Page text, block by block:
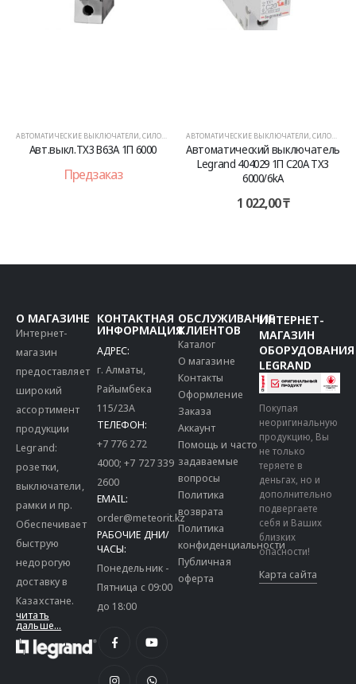
АВТОМАТИЧЕСКИЕ ВЫКЛЮЧАТЕЛИ СИЛОВОЕ ОБОРУДОВАНИЕ
Авт.выкл.TX3 B63A 1П 6000
Предзаказ
АВТОМАТИЧЕСКИЕ ВЫКЛЮЧАТЕЛИ СИЛОВОЕ ОБОРУДОВАНИЕ
Автоматический выключатель
Legrand 404029 1П C20A TX3
6000/6kA
1 022,00₸
О МАГАЗИНЕ
Интернет-
магазин
предоставляет
широкий
ассортимент
продукции
Legrand:
розетки,
выключатели,
рамки и пр.
Обеспечивает
быструю
недорогую
доставку в
Казахстане.
читать
дальше...
КОНТАКТНАЯ
ИНФОРМАЦИЯ
АДРЕС:
г. Алматы,
Райымбека
115/23A
ТЕЛЕФОН:
+7 776 272
4000;+7 727 339
2600
EMAIL:
order@meteorit.kz
РАБОЧИЕ ДНИ/
ЧАСЫ:
Понедельник -
Пятница с 09:00
до 18:00
ОБСЛУЖИВАНИЕ
КЛИЕНТОВ
Каталог
О магазине
Контакты
Оформление
Заказа
Аккаунт
Помощь и часто
задаваемые
вопросы
Политика
возврата
Политика
конфиденциальности
Публичная
оферта
ИНТЕРНЕТ-
МАГАЗИН
ОБОРУДОВАНИЯ
LEGRAND
Покупая
неоригинальную
продукцию, Вы
не только
теряете в
деньгах, но и
дополнительно
подвергаете
себя и Ваших
близких
опасности!
Карта сайта